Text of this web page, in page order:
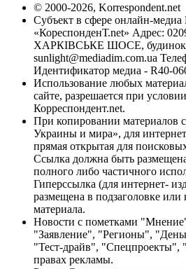
© 2000-2026, Korrespondent.net
Субъект в сфере онлайн-
«КореспонденТ.net» Адрес:
ХАРКІВСЬКЕ ШОСЕ, будинок
sunlight@mediadim.com.ua
Идентификатор медиа - R40-
Использование любых
сайте, разрешается при
Корреспондент.net.
При копировании материалов
Украины и мира», для
прямая открытая для
Ссылка должна быть
полного либо частичного
Гиперссылка (для интернет-
размещена в подзаголовке или
материала.
Новости с пометками
"Заявление", "Регионы",
"Тест-драйв", "Спецпроекты",
правах рекламы.